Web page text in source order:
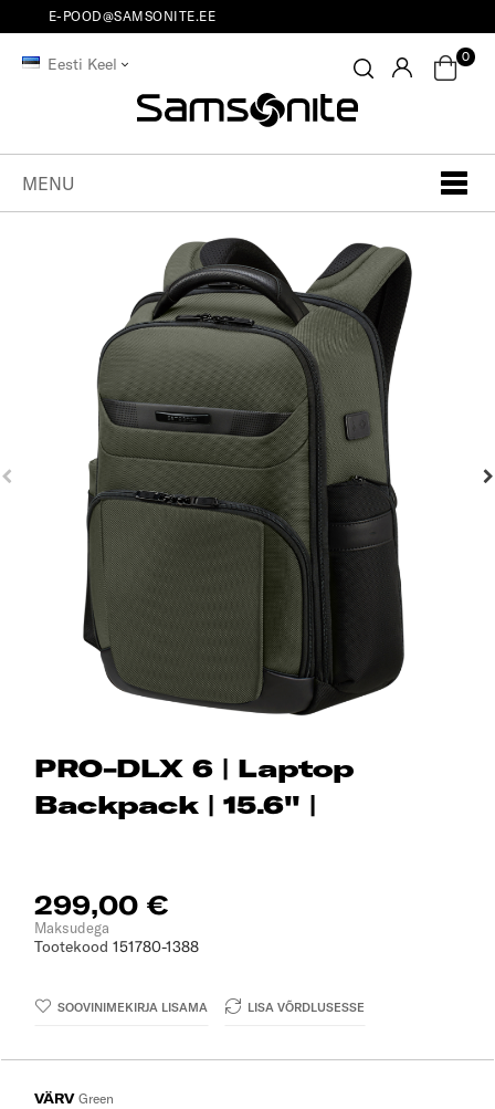
E-POOD@SAMSONITE.EE
Eesti Keel 0
MENU
PRO-DLX 6 | Laptop
Backpack | 15.6'' |
299,00 €
Maksudega
Tootekood 151780-1388
SOOVINIMEKIRJA LISAMA LISA VÕRDLUSESSE
VÄRV Green